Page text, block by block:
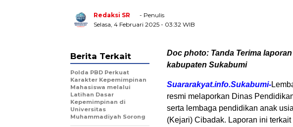
Redaksi SR
- Penulis
Selasa, 4 Februari 2025 - 03:32 WIB
Doc photo: Tanda Terima
kabupaten Sukabumi
Suararakyat.info.Sukabumi-
resmi melaporkan Dinas
serta lembaga pendidikan anak
(Kejari) Cibadak. Laporan ini
Berita Terkait
Polda PBD Perkuat
Karakter Kepemimpinan
Mahasiswa melalui
Latihan Dasar
Kepemimpinan di
Universitas
Muhammadiyah Sorong